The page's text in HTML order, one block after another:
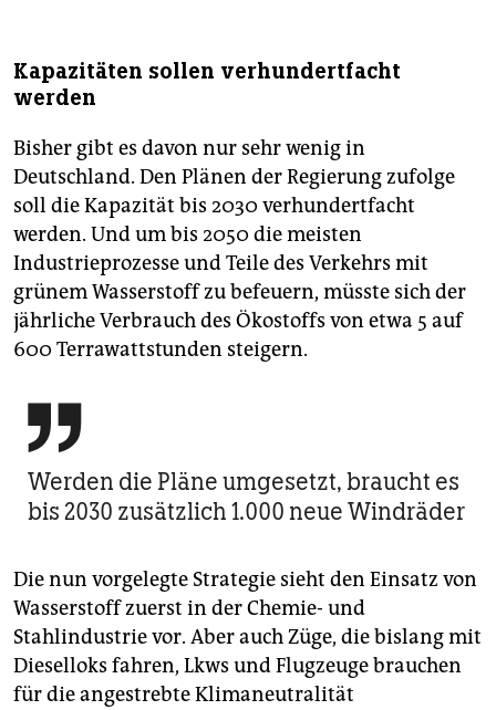
Kapazitäten sollen verhundertfacht
werden
Bisher gibt es davon nur sehr wenig in
Deutschland. Den Plänen der Regierung zufolge
soll die Kapazität bis 2030 verhundertfacht
werden. Und um bis 2050 die meisten
Industrieprozesse und Teile des Verkehrs mit
grünem Wasserstoff zu befeuern, müsste sich der
jährliche Verbrauch des Ökostoffs von etwa 5 auf
600 Terrawattstunden steigern.

Werden die Pläne umgesetzt, braucht es
bis 2030 zusätzlich 1.000 neue Windräder
Die nun vorgelegte Strategie sieht den Einsatz von
Wasserstoff zuerst in der Chemie- und
Stahlindustrie vor. Aber auch Züge, die bislang mit
Dieselloks fahren, Lkws und Flugzeuge brauchen
für die angestrebte Klimaneutralität